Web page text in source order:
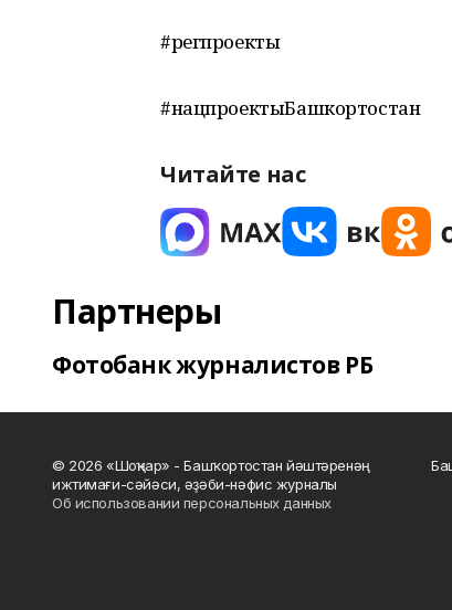
#регпроекты
#нацпроектыБашкортостан
Читайте нас
Партнеры
Фотобанк журналистов РБ
© 2026 «Шоңҡар» - Башҡортостан йәштәренәң
ижтимағи-сәйәси, әҙәби-нәфис журналы
Об использовании персональных данных